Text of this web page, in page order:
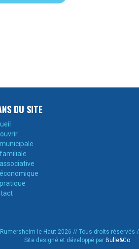
DU SITE
le-Haut 2026 // Tous droits réservés
Site designé et développé par Bulle&Co